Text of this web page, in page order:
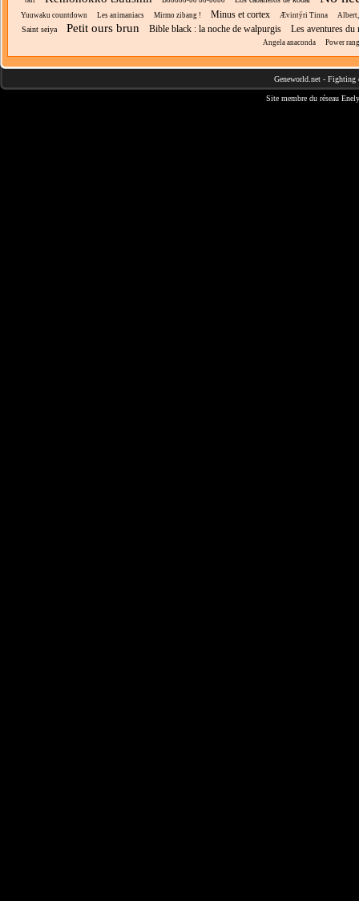
Yuuwaku countdown Les animaniacs Mirmo zibang ! Minus et cortex Ævintýri Tinna Albert,
Saint seiya Petit ours brun Bible black : la noche de walpurgis Les aventures du
Angela anaconda Power
Geneworld.net - Fighting
Site membre du réseau